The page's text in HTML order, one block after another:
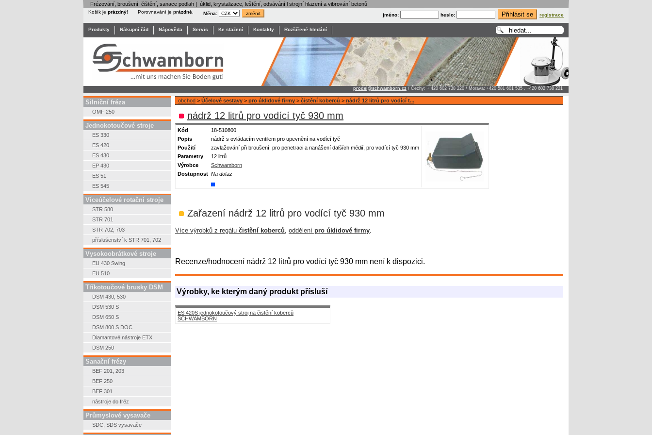
Frézování, broušení, čištění, sanace podlah | úklid, krystalizace, leštění, odsávání l strojní hlazení a vibrování betonů
Košík je prázdný! Porovnávání je prázdné Měna: jméno: heslo: registrace
Produkty Nákupní řád Nápověda Servis Ke stažení Kontakty Rozšířené hledání
prodej@schwamborn.cz / Čechy: + 420 602 738 220 / Morava: +420 581 601 535 , +420 602 738 221
Silniční fréza
OMF 250
Jednokotoučové stroje
ES 330
ES 420
ES 430
EP 430
ES 51
ES 545
Víceúčelové rotační stroje
STR 580
STR 701
STR 702, 703
příslušenství k STR 701, 702
Vysokoobrátkové stroje
EU 430 Swing
EU 510
Tříkotoučové brusky DSM
DSM 430, 530
DSM 530 S
DSM 650 S
DSM 800 S DOC
Diamantové nástroje ETX
DSM 250
Sanační frézy
BEF 201, 203
BEF 250
BEF 301
nástroje do fréz
Průmyslové vysavače
SDC, SDS vysavače
obchod > Účelové sestavy > pro úklidové firmy > čistění koberců > nádrž 12 litrů pro vodící t...
nádrž 12 litrů pro vodící tyč 930 mm
Kód
18-510800
Popis
nádrž s ovládacím ventilem pro upevnění na vodící tyč
Použití
zavlažování při broušení, pro penetraci a nanášení dalších médií, pro vodící tyč 930 mm
Parametry
12 litrů
Výrobce
Schwamborn
Dostupnost Na dotaz
Zařazení nádrž 12 litrů pro vodící tyč 930 mm
Více výrobků z regálu čistění koberců, oddělení pro úklidové firmy.
Recenze/hodnocení nádrž 12 litrů pro vodící tyč 930 mm není k dispozici.
Výrobky, ke kterým daný produkt přísluší
ES 420S jednokotoučový stroj na čistění koberců
SCHWAMBORN